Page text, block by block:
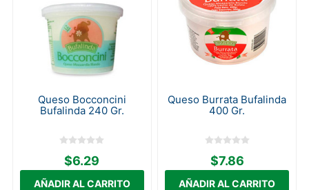
Queso Bocconcini
Bufalinda 240 Gr.
$6.29
Queso Burrata Bufalinda
400 Gr.
$7.86